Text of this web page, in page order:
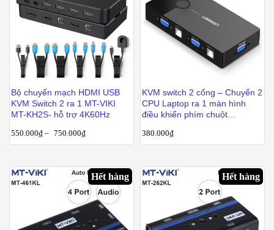
Bộ chuyển mạch HDMI USB
KVM Switch 2 ra 1 MT-VIKI
MT-KH2S- hỗ trợ 4K60Hz
550.000₫ – 750.000₫
KVM switch 2 cổng – Chuyển 2
CPU Laptop ra 1 màn hình
điều khiển phím chuột
380.000₫
Hết hàng Hết hàng